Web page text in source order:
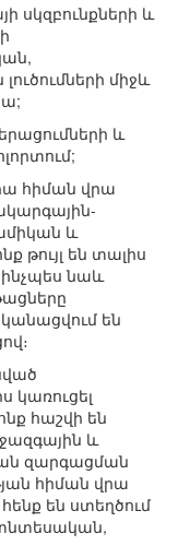
սկզբունքների և
միջև
և
հիման վրա
և
թույլ են տալիս
նաև
են
կառուցել
հաշվի են
և
զարգացման
հիման վրա
են ստեղծում